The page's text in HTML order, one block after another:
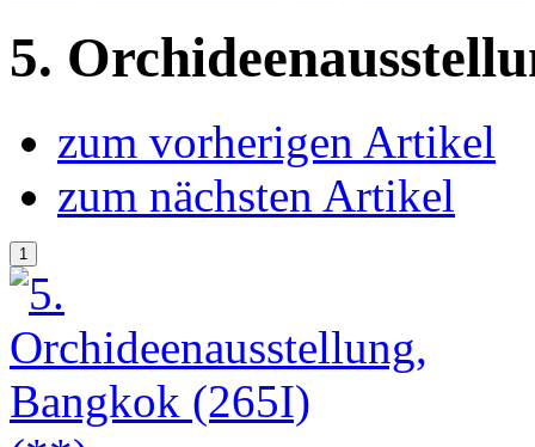
5.
zum vorherigen Artikel
zum nächsten Artikel